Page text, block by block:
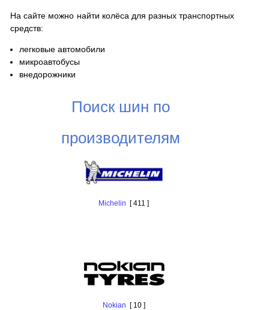
На сайте можно найти колёса для разных транспортных
средств:
легковые автомобили
микроавтобусы
внедорожники
Поиск шин по
производителям
Michelin [ 411 ]
Nokian [ 10 ]